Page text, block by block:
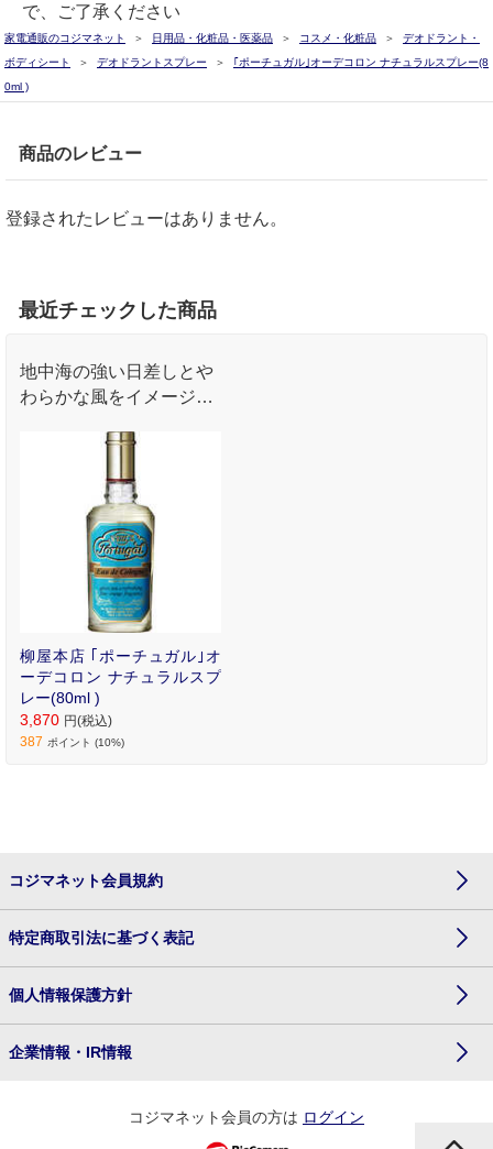
で、ご了承ください
家電通販のコジマネット 日用品・化粧品・医薬品 コスメ・化粧品
デオドラント・
ボディシート
デオドラントスプレー
｢ポーチュガル｣オーデコロン ナチュラルスプレー(8
0ml )
商品のレビュー
登録されたレビューはありません。
最近チェックした商品
地中海の強い日差しとや
わらかな風をイメージし
柳屋本店 ｢ポーチュガル｣オ
ーデコロン ナチュラルスプ
レー(80ml )
3,870 円(税込)
387 ポイント (10%)
コジマネット会員規約
特定商取引法に基づく表記
個人情報保護方針
企業情報・IR情報
コジマネット会員の方は ログイン